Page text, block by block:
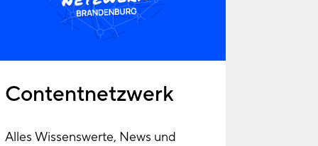
Contentnetzwerk
Alles Wissenswerte, News und